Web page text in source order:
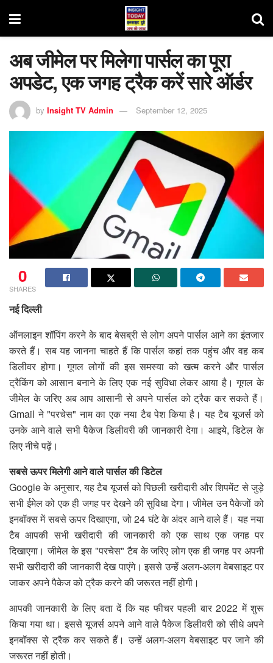
अब जीमेल पर मिलेगा पार्सल का पूरा
अपडेट, एक जगह ट्रैक करें सारे ऑर्डर
by Insight TV Admin September 12, 2025
0
SHARES
नई दिल्ली
ऑनलाइन शॉपिंग करने के बाद बेसब्री से लोग अपने पार्सल आने का इंतजार
करते हैं। सब यह जानना चाहते हैं कि पार्सल कहां तक पहुंच और वह कब
डिलीवर होगा। गूगल लोगों की इस समस्या को खत्म करने और पार्सल
ट्रैकिंग को आसान बनाने के लिए एक नई सुविधा लेकर आया है। गूगल के
जीमेल के जरिए अब आप आसानी से अपने पार्सल को ट्रैक कर सकते हैं।
Gmail ने "परचेस" नाम का एक नया टैब पेश किया है। यह टैब यूजर्स को
उनके आने वाले सभी पैकेज डिलीवरी की जानकारी देगा। आइये, डिटेल के
लिए नीचे पढ़ें।
सबसे ऊपर मिलेगी आने वाले पार्सल की डिटेल
Google के अनुसार, यह टैब यूजर्स को पिछली खरीदारी और शिपमेंट से जुड़े
सभी ईमेल को एक ही जगह पर देखने की सुविधा देगा। जीमेल उन पैकेजों को
इनबॉक्स में सबसे ऊपर दिखाएगा, जो 24 घंटे के अंदर आने वाले हैं। यह नया
टैब आपकी सभी खरीदारी की जानकारी को एक साथ एक जगह पर
दिखाएगा। जीमेल के इस "परचेस" टैब के जरिए लोग एक ही जगह पर अपनी
सभी खरीदारी की जानकारी देख पाएंगे। इससे उन्हें अलग-अलग वेबसाइट पर
जाकर अपने पैकेज को ट्रैक करने की जरूरत नहीं होगी।
आपकी जानकारी के लिए बता दें कि यह फीचर पहली बार 2022 में शुरू
किया गया था। इससे यूजर्स अपने आने वाले पैकेज डिलीवरी को सीधे अपने
इनबॉक्स से ट्रैक कर सकते हैं। उन्हें अलग-अलग वेबसाइट पर जाने की
जरूरत नहीं होती।